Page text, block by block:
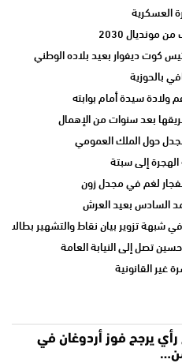
العسكرية
2030
كوت ديفوار بعيد بلاده الوطني
بالحوزية
سيدة أمام بوابته
بعد سنوات من الإهمال
حول الملك العمومي
لغم في مجدل زون
السادس بعيد العرش
شبهة تزوير بيان نقاط والتشهير بطالب
تصل إلى النيابة العامة
غير القانونية
رأي يرجح فوز أردوغان في
من…